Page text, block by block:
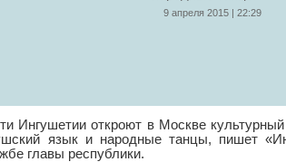
9 апреля 2015 | 22:29
Ингушетии откроют в Москве
язык и народные танцы, пишет
главы республики.